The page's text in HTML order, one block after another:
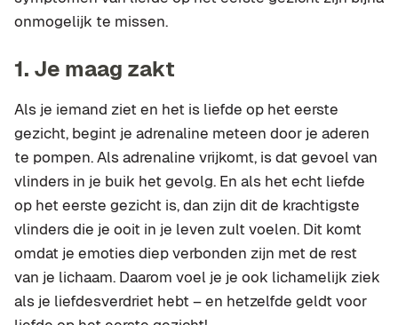
onmogelijk te missen.
1. Je maag zakt
Als je iemand ziet en het is liefde op het eerste
gezicht, begint je adrenaline meteen door je aderen
te pompen. Als adrenaline vrijkomt, is dat gevoel van
vlinders in je buik het gevolg. En als het echt liefde
op het eerste gezicht is, dan zijn dit de krachtigste
vlinders die je ooit in je leven zult voelen. Dit komt
omdat je emoties diep verbonden zijn met de rest
van je lichaam. Daarom voel je je ook lichamelijk ziek
als je liefdesverdriet hebt – en hetzelfde geldt voor